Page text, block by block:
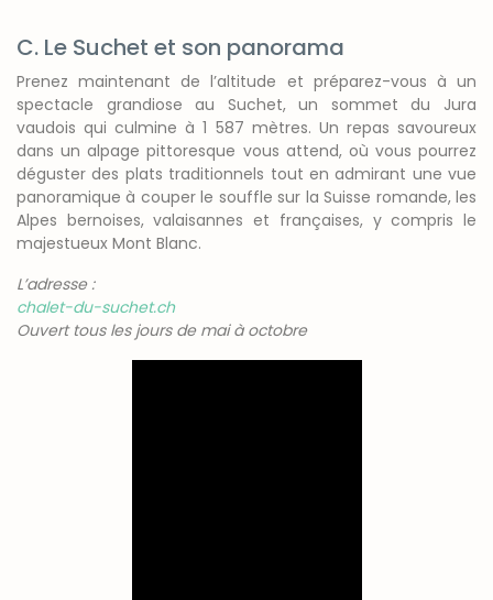
C. Le Suchet et son panorama
Prenez maintenant de l’altitude et préparez-vous à un
spectacle grandiose au Suchet, un sommet du Jura
vaudois qui culmine à 1 587 mètres. Un repas savoureux
dans un alpage pittoresque vous attend, où vous pourrez
déguster des plats traditionnels tout en admirant une vue
panoramique à couper le souffle sur la Suisse romande, les
Alpes bernoises, valaisannes et françaises, y compris le
majestueux Mont Blanc.
L’adresse :
chalet-du-suchet.ch
Ouvert tous les jours de mai à octobre